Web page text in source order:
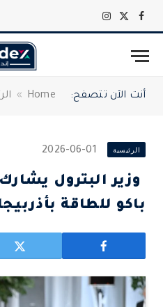
فيسبوك
X
الانستغرام
أنت الآن تتصفح: Home
»
الرئيسية 2026-06-01
وزير البترول
باكو للطاقة